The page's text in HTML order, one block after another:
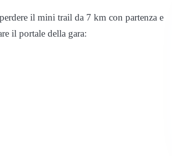
il mini trail da 7 km con partenza e
il portale della gara: